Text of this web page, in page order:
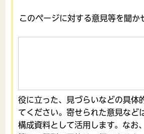
このページに対する意見等を聞か
役に立った、見づらいなどの具体
てください。寄せられた意見など
構成資料として活用します。なお